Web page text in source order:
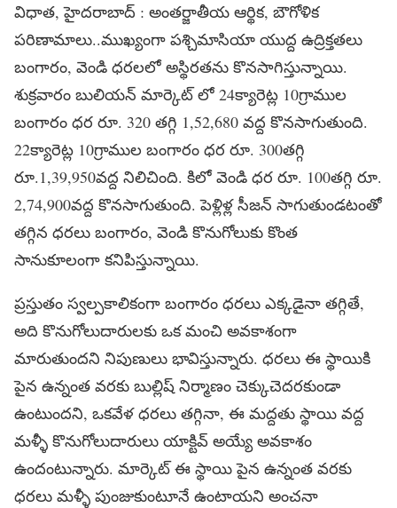
విధాత, హైదరాబాద్ : అంతర్జాతీయ ఆర్థిక, బౌగోళిక
పరిణామాలు..ముఖ్యంగా పశ్చిమాసియా యుద్ద ఉద్రిక్తతలు
బంగారం, వెండి ధరలలో అస్థిరతను కొనసాగిస్తున్నాయి.
శుక్రవారం బులియన్ మార్కెట్ లో 24క్యారెట్ల 10గ్రాముల
బంగారం ధర రూ. 320 తగ్గి 1,52,680 వద్ద కొనసాగుతుంది.
22క్యారెట్ల 10గ్రాముల బంగారం ధర రూ. 300తగ్గి
రూ.1,39,950వద్ద నిలిచింది. కిలో వెండి ధర రూ. 100తగ్గి రూ.
2,74,900వద్ద కొనసాగుతుంది. పెళ్లిళ్ల సీజన్ సాగుతుండటంతో
తగ్గిన ధరలు బంగారం, వెండి కొనుగోలుకు కొంత
సానుకూలంగా కనిపిస్తున్నాయి.
ప్రస్తుతం స్వల్పకాలికంగా బంగారం ధరలు ఎక్కడైనా తగ్గితే,
అది కొనుగోలుదారులకు ఒక మంచి అవకాశంగా
మారుతుందని నిపుణులు భావిస్తున్నారు. ధరలు ఈ స్థాయికి
పైన ఉన్నంత వరకు బుల్లిష్ నిర్మాణం చెక్కుచెదరకుండా
ఉంటుందని, ఒకవేళ ధరలు తగ్గినా, ఈ మద్దతు స్థాయి వద్ద
మళ్ళీ కొనుగోలుదారులు యాక్టివ్ అయ్యే అవకాశం
ఉందంటున్నారు. మార్కెట్ ఈ స్థాయి పైన ఉన్నంత వరకు
ధరలు మళ్ళీ పుంజుకుంటూనే ఉంటాయని అంచనా